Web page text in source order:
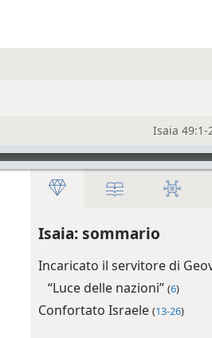
Isaia 49:1-
Isaia: sommario
Incaricato il servitore di
“Luce delle nazioni” (6)
Confortato Israele (13-26)